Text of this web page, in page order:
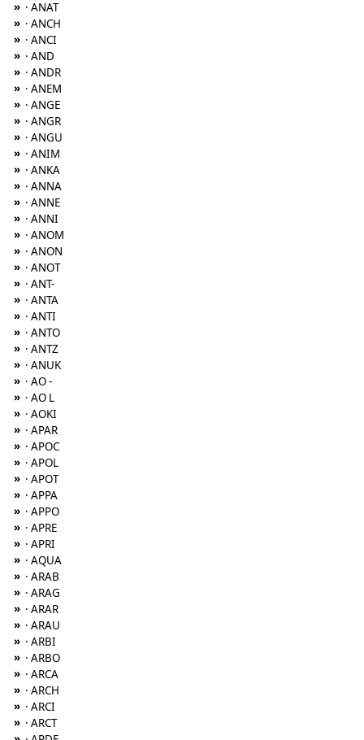
» · ANAT
» · ANCH
» · ANCI
» · AND
» · ANDR
» · ANEM
» · ANGE
» · ANGR
» · ANGU
» · ANIM
» · ANKA
» · ANNA
» · ANNE
» · ANNI
» · ANOM
» · ANON
» · ANOT
» · ANT-
» · ANTA
» · ANTI
» · ANTO
» · ANTZ
» · ANUK
» · AO -
» · AO L
» · AOKI
» · APAR
» · APOC
» · APOL
» · APOT
» · APPA
» · APPO
» · APRE
» · APRI
» · AQUA
» · ARAB
» · ARAG
» · ARAR
» · ARAU
» · ARBI
» · ARBO
» · ARCA
» · ARCH
» · ARCI
» · ARCT